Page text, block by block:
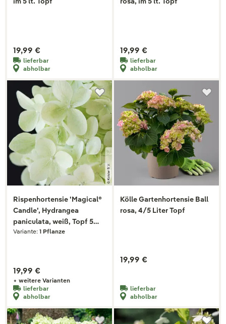
19,99 €
lieferbar
abholbar
19,99 €
lieferbar
abholbar
Rispenhortensie 'Magical®
Candle', Hydrangea
paniculata, weiß, Topf 5
Liter
Variante: 1 Pflanze
19,99 €
+ weitere Varianten
lieferbar
abholbar
Kölle Gartenhortensie Ball
rosa, 4/5 Liter Topf
19,99 €
lieferbar
abholbar